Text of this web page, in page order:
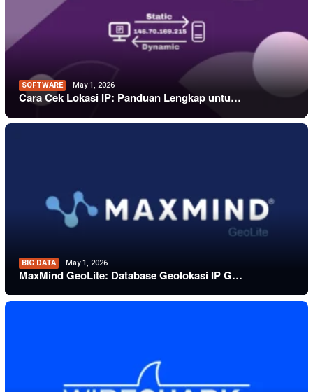
SOFTWARE May 1, 2026
Cara Cek Lokasi IP: Panduan Lengkap untu…
BIG DATA May 1, 2026
MaxMind GeoLite: Database Geolokasi IP G…